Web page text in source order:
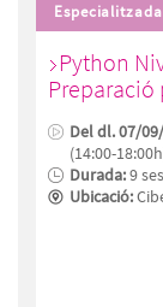
Especialitzada
Python
Preparació
Del dl. 07/
(14:00-
Durada:9
Ubicació: